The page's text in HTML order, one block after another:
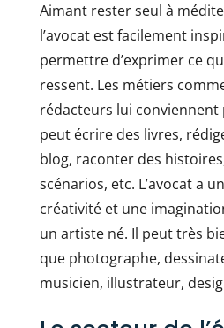
Aimant rester seul à
l’avocat est facilement
permettre d’exprimer ce
ressent. Les métiers
rédacteurs lui conviennent
peut écrire des livres,
blog, raconter des
scénarios, etc. L’avocat a
créativité et une
un artiste né. Il peut très
que photographe,
musicien, illustrateur,